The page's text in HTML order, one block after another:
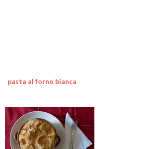
pasta al forno bianca